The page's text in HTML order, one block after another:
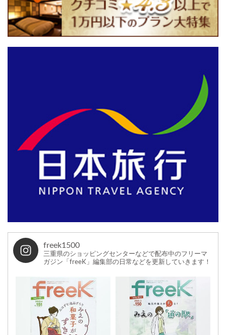
freek1500
三重県のショッピングセンターなどで配布中のフリーマ
ガジン「freeK」編集部の日常などを更新していきます！